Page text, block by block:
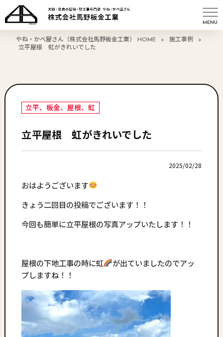
MENU
やね・かべ屋さん（株式会社馬野板金工業） HOME > 施工事例
>
立平屋根 虹がきれいでした
立平、板金、屋根、虹
立平屋根 虹がきれいでした
2025/02/28
おはようございます
きょう二回目の投稿でございます！！
今回も簡単に立平屋根の写真アップいたします！！
屋根の下地工事の時に虹
が出ていましたのでアッ
プしますね！！